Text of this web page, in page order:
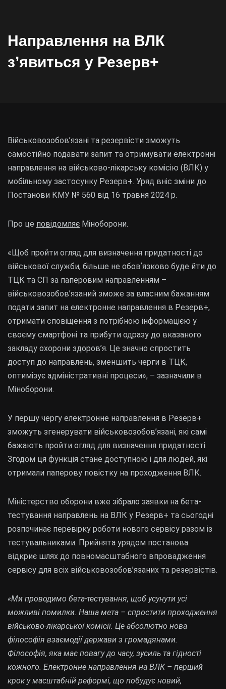
Направлення на ВЛК
з’явиться у Резерв+
Військовозобов’язані та резервісти зможуть
самостійно подавати запит та отримувати електронні
направлення на військово-лікарську комісію (ВЛК) у
мобільному застосунку Резерв+. Уряд вніс зміни до
Постанови КМУ № 560 від 16 травня 2024 р.
Про це повідомляє Міноборони.
«Щоб пройти огляд для визначення придатності до
військової служби, більше не обовʼязково буде йти до
ТЦК та СП за паперовим направленням –
військовозобов’язаний зможе за власним бажанням
подати запит на електронне направлення в Резерв+,
отримати сповіщення з потрібною інформацією у
своєму смартфоні та прибути одразу до вказаного
закладу охорони здоров’я. Це значно спростить
доступ до направлень, зменшить черги в ТЦК,
оптимізує адміністративні процеси», – зазначили в
Міноборони.
У першу чергу електронне направлення в Резерв+
зможуть згенерувати військовозобов’язані, які самі
бажають пройти огляд для визначення придатності.
Згодом ця функція стане доступною і для людей, які
отримали паперову повістку на проходження ВЛК.
Міністерство оборони вже зібрало заявки на бета-
тестування направлень на ВЛК у Резерв+ та сьогодні
розпочинає перевірку роботи нового сервісу разом із
тестувальниками. Прийнята урядом постанова
відкриє шлях до повномасштабного впровадження
сервісу для всіх військовозобов’язаних та резервістів.
«Ми проводимо бета-тестування, щоб усунути усі
можливі помилки. Наша мета – спростити проходження
військово-лікарської комісії. Це абсолютно нова
філософія взаємодії держави з громадянами.
Філософія, яка має повагу до часу, зусиль та гідності
кожного. Електронне направлення на ВЛК – перший
крок у масштабній реформі, що побудує новий,